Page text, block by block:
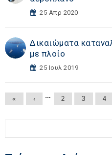
25 Απρ 2020
Δικαιώματα
με πλοίο
25 Ιουλ 2019
Σελίδες
« ‹ … 2 3 4